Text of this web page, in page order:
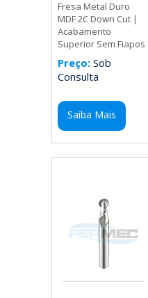
Fresa Metal Duro
MDF 2C Down Cut |
Acabamento
Superior Sem Fiapos
Preço: Sob
Consulta
Saiba Mais